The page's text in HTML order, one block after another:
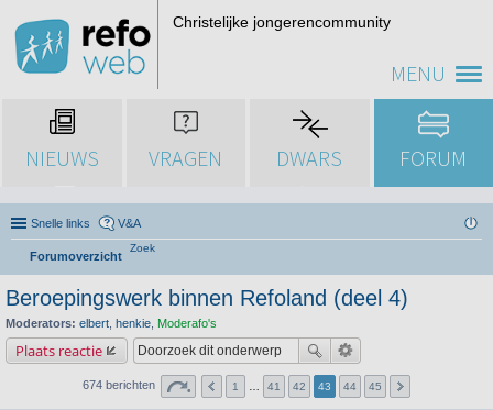
MENU
Christelijke jongerencommunity
NIEUWS VRAGEN DWARS FORUM
Snelle links V&A
Forumoverzicht
Zoek
Beroepingswerk binnen Refoland (deel 4)
Moderators: elbert henkie Moderafo's
Plaats reactie
674 berichten 1 41 42 43 44 45